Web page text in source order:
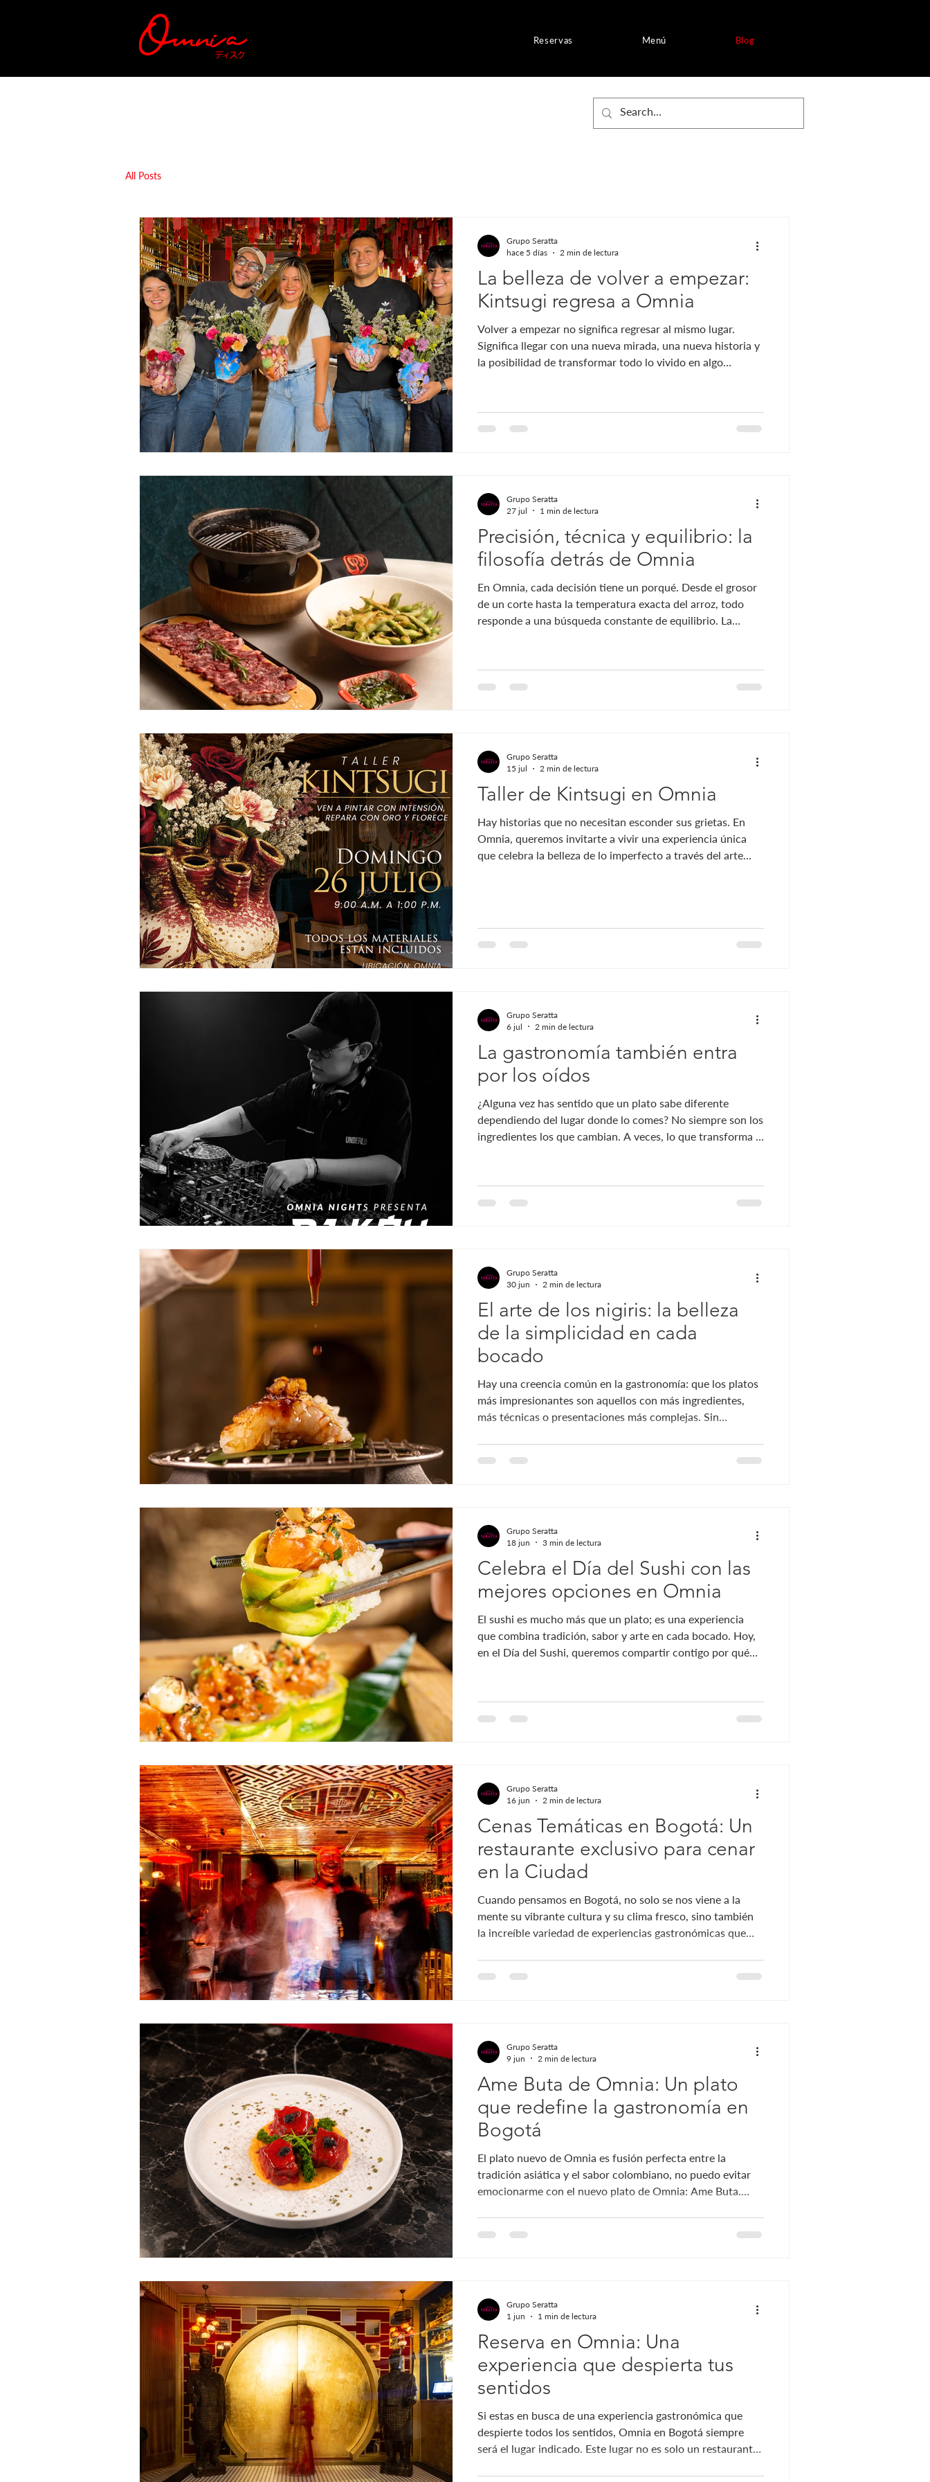
Reservas Menú Blog
All Posts
La belleza de volver a empezar:
Kintsugi regresa a Omnia
Volver a empezar no significa regresar al mismo lugar.
Significa llegar con una nueva mirada, una nueva historia y
la posibilidad de transformar todo lo vivido en algo
escribir un nuevo capítulo. Inspirado en el arte japonés de
reparar lo que se rompe resaltando sus marcas en lugar de
Grupo Seratta
hace 5 días
2 min de lectura
Precisión, técnica y equilibrio: la
filosofía detrás de Omnia
En Omnia, cada decisión tiene un porqué. Desde el grosor
de un corte hasta la temperatura exacta del arroz, todo
responde a una búsqueda constante de equilibrio. La
limpios, bien ejecutados y profundamente sensoriales.
Aquí no se busca sorprender con artificios, sino convencer
Grupo Seratta
27 jul
1 min de lectura
Taller de Kintsugi en Omnia
Hay historias que no necesitan esconder sus grietas. En
Omnia, queremos invitarte a vivir una experiencia única
que celebra la belleza de lo imperfecto a través del arte
kintsugi y su significado profundo El kintsugi es mucho
Grupo Seratta
15 jul
2 min de lectura
La gastronomía también entra
por los oídos
¿Alguna vez has sentido que un plato sabe diferente
dependiendo del lugar donde lo comes? No siempre son los
ingredientes los que cambian. A veces, lo que transforma la
emociones, y esas emociones influyen en la manera en que
percibimos cada sabor. Por eso, una buena experiencia
Grupo Seratta
6 jul
2 min de lectura
El arte de los nigiris: la belleza
de la simplicidad en cada
bocado
Hay una creencia común en la gastronomía: que los platos
más impresionantes son aquellos con más ingredientes,
más técnicas o presentaciones más complejas. Sin
hablamos de nigiris en Bogotá, hablamos de una
Grupo Seratta
30 jun
2 min de lectura
Celebra el Día del Sushi con las
mejores opciones en Omnia
El sushi es mucho más que un plato; es una experiencia
que combina tradición, sabor y arte en cada bocado. Hoy,
en el Día del Sushi, queremos compartir contigo por qué
asiática o simplemente buscas una experiencia culinaria
única, descubre qué hace que Omnia destaque y cómo
Grupo Seratta
18 jun
3 min de lectura
Cenas Temáticas en Bogotá: Un
restaurante exclusivo para cenar
en la Ciudad
Cuando pensamos en Bogotá, no solo se nos viene a la
mente su vibrante cultura y su clima fresco, sino también
la increíble variedad de experiencias gastronómicas que
cena: buscan una aventura culinaria que despierte todos
Grupo Seratta
16 jun
2 min de lectura
Ame Buta de Omnia: Un plato
que redefine la gastronomía en
Bogotá
El plato nuevo de Omnia es fusión perfecta entre la
tradición asiática y el sabor colombiano, no puedo evitar
emocionarme con el nuevo plato de Omnia: Ame Buta.
en una tentación irresistible para quienes buscan algo
Grupo Seratta
9 jun
2 min de lectura
Reserva en Omnia: Una
experiencia que despierta tus
sentidos
Si estas en busca de una experiencia gastronómica que
despierte todos los sentidos, Omnia en Bogotá siempre
será el lugar indicado. Este lugar no es solo un restaurante;
Grupo Seratta
1 jun
1 min de lectura